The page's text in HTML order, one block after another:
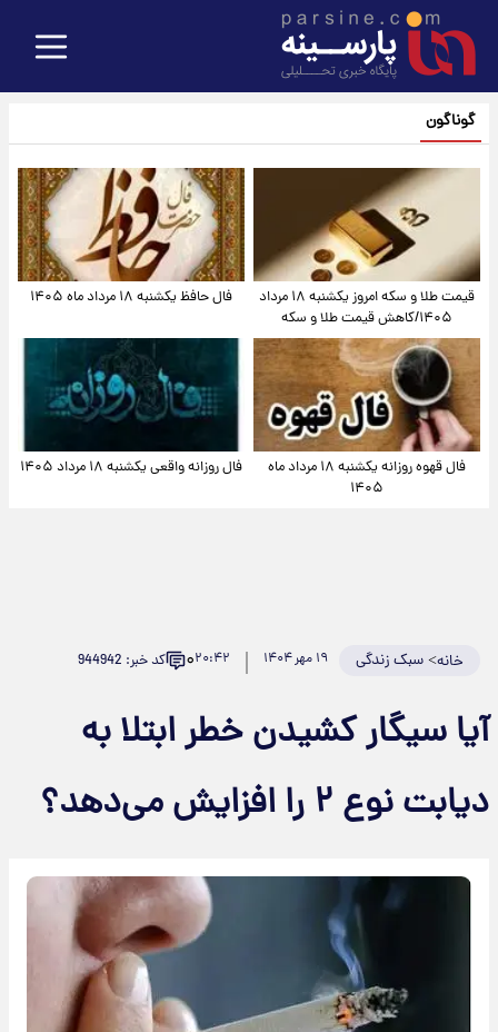
گوناگون
قیمت طلا و سکه امروز یکشنبه ۱۸ مرداد
۱۴۰۵/کاهش قیمت طلا و سکه
فال حافظ یکشنبه ۱۸ مرداد ماه ۱۴۰۵
فال قهوه روزانه یکشنبه ۱۸ مرداد ماه
۱۴۰۵
فال روزانه واقعی یکشنبه ۱۸ مرداد ۱۴۰۵
خانه>سبک زندگی ۱۹ مهر ۱۴۰۴ ۲۰:۴۲۰ کد خبر: 944942
آیا سیگار کشیدن خطر ابتلا به
دیابت نوع ۲ را افزایش می‌دهد؟